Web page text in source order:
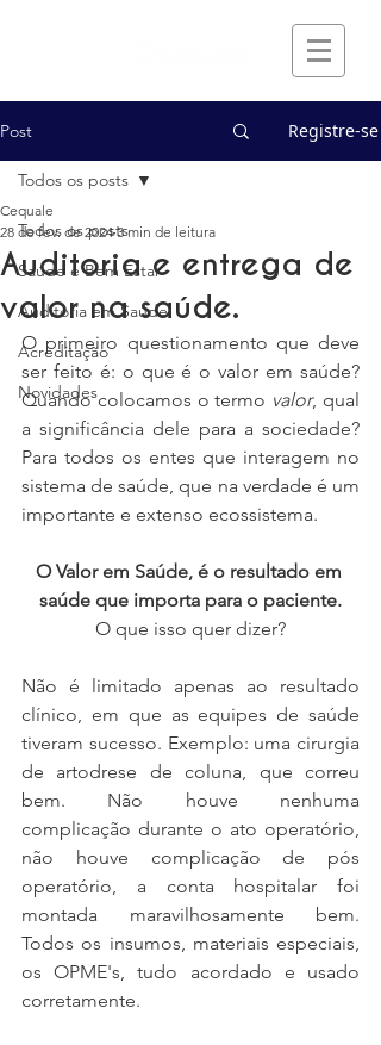
Post Registre-se
Todos os posts
Saúde e Bem Estar
Auditoria em Saúde
Acreditação
Novidades
Todos os posts
Auditoria e entrega de
valor na saúde.
Cequale
28 de fev. de 2024 3 min de leitura
O primeiro questionamento que deve
ser feito é: o que é o valor em saúde?
Quando colocamos o termo valor, qual
a significância dele para a sociedade?
Para todos os entes que interagem no
sistema de saúde, que na verdade é um
importante e extenso ecossistema.
O Valor em Saúde, é o resultado em
saúde que importa para o paciente.
O que isso quer dizer?
Não é limitado apenas ao resultado
clínico, em que as equipes de saúde
tiveram sucesso. Exemplo: uma cirurgia
de artodrese de coluna, que correu
bem. Não houve nenhuma
complicação durante o ato operatório,
não houve complicação de pós
operatório, a conta hospitalar foi
montada maravilhosamente bem.
Todos os insumos, materiais especiais,
os OPME's, tudo acordado e usado
corretamente.